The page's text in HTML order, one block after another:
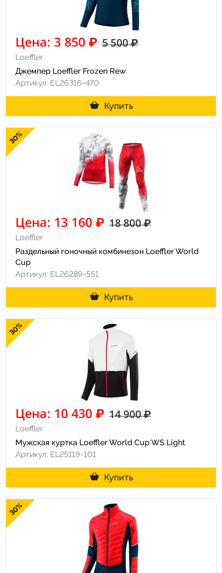
Цена: 3 850 ₽ 5 500 ₽
Loeffler
Джемпер Loeffler Frozen Rew
Артикул: EL26316-470
Купить
30%
Цена: 13 160 ₽ 18 800 ₽
Loeffler
Раздельный гоночный комбинезон Loeffler World
Cup
Артикул: EL26289-551
Купить
30%
Цена: 10 430 ₽ 14 900 ₽
Loeffler
Мужская куртка Loeffler World Cup WS Light
Артикул: EL25119-101
Купить
30%